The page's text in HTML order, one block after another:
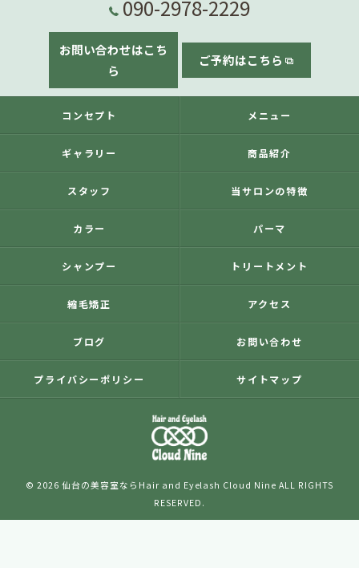
090-2978-2229
お問い合わせはこち
ら
ご予約はこちら
コンセプト メニュー
ギャラリー 商品紹介
スタッフ 当サロンの特徴
カラー パーマ
シャンプー トリートメント
縮毛矯正 アクセス
ブログ お問い合わせ
プライバシーポリシー サイトマップ
© 2026 仙台の美容室ならHair and Eyelash Cloud Nine ALL RIGHTS
RESERVED.